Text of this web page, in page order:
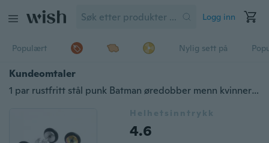
Logg inn
Populært Nylig sett på
Kundeomtaler
1 par rustfritt stål punk Batman øredobber menn kvinner ørepropper piercing
Helhetsinntrykk
4.6